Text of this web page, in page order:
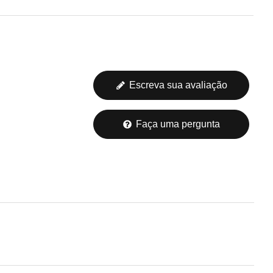
Escreva sua avaliação
Faça uma pergunta